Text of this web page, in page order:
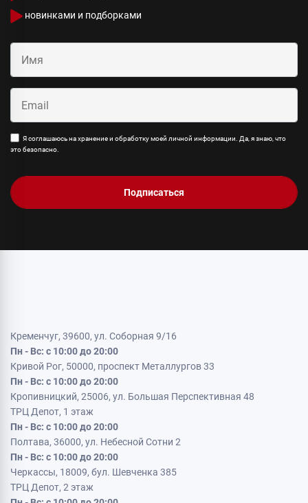
новинками и подборками
Я соглашаюсь на хранение и обработку моей личной информации. Да, я знаю, что
это безопасно.
Подписаться